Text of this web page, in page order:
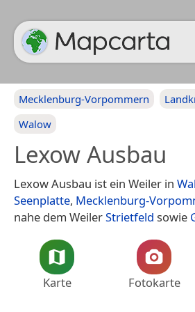
Mecklenburg-Vorpommern
Walow
Lexow Ausbau
Lexow Ausbau ist ein Weiler in
Seenplatte, Mecklenburg-
nahe dem WeilerStrietfeld sowie
Karte Fotokarte